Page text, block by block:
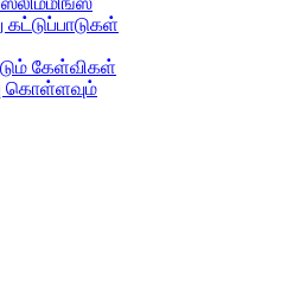
கட்டுப்பாடுகள்
கேள்விகள்
கொள்ளவும்